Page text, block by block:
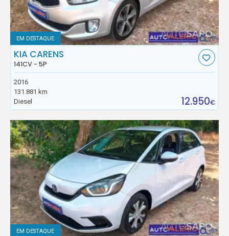
EM DESTAQUE
KIA CARENS
141CV - 5P
2016
131.881 km
Diesel
12.950€
EM DESTAQUE